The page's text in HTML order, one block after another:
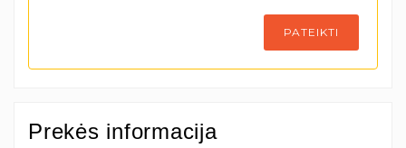
PATEIKTI
Prekės informacija